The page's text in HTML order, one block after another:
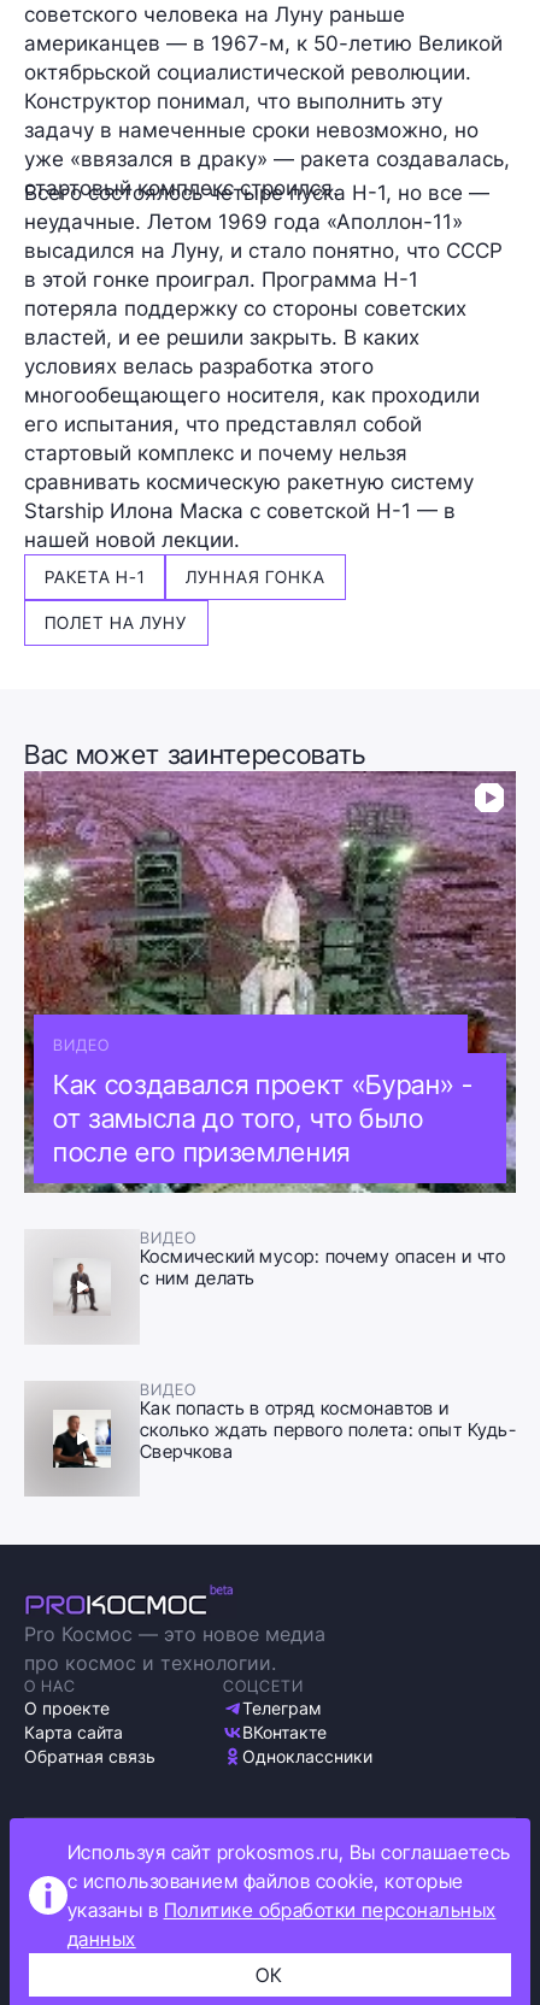
советского человека на Луну раньше
американцев — в 1967-м, к 50-летию Великой
октябрьской социалистической революции.
Конструктор понимал, что выполнить эту
задачу в намеченные сроки невозможно, но
уже «ввязался в драку» — ракета создавалась,
стартовый комплекс строился.
Всего состоялосьчетыре пуска Н-1, но все —
неудачные. Летом 1969 года «Аполлон-11»
высадился на Луну, и стало понятно, что СССР
в этой гонке проиграл. Программа Н-1
потеряла поддержку со стороны советских
властей, и ее решили закрыть. В каких
условиях велась разработка этого
многообещающего носителя, как проходили
его испытания, что представлял собой
стартовый комплекс и почему нельзя
сравнивать космическую ракетную систему
Starship Илона Маска с советской Н-1 — в
нашей новой лекции.
РАКЕТА Н-1 ЛУННАЯ ГОНКА
ПОЛЕТ НА ЛУНУ
Вас может заинтересовать
ВИДЕО
Как создавался проект «Буран» -
от замысла до того, что было
после его приземления
ВИДЕО
Космический мусор: почему опасен и что
с ним делать
ВИДЕО
Как попасть в отряд космонавтов и
сколько ждать первого полета: опыт Кудь-
Сверчкова
Pro Космос — это новое медиа
про космос и технологии.
О НАС
О проекте
Карта сайта
Обратная связь
СОЦСЕТИ
Телеграм
ВКонтакте
Одноклассники
Политика обработки персональных данных
Как мы используем cookie
Информация об ограничениях
Используя сайт prokosmos.ru, Вы соглашаетесь
с использованием файлов cookie, которые
указаны в Политике обработки персональных
данных
ОК